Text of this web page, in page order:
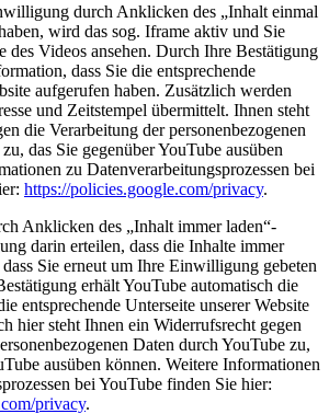
durch Anklicken des „Inhalt einmal
wird das sog. Iframe aktiv und Sie
des Videos ansehen. Durch Ihre Bestätigung
dass Sie die entsprechende
aufgerufen haben. Zusätzlich werden
und Zeitstempel übermittelt. Ihnen steht
die Verarbeitung der personenbezogenen
das Sie gegenüber YouTube ausüben
zu Datenverarbeitungsprozessen bei
https://policies.google.com/privacy.
Anklicken des „Inhalt immer laden“-
darin erteilen, dass die Inhalte immer
Sie erneut um Ihre Einwilligung gebeten
erhält YouTube automatisch die
entsprechende Unterseite unserer Website
hier steht Ihnen ein Widerrufsrecht gegen
Daten durch YouTube zu,
ausüben können. Weitere Informationen
bei YouTube finden Sie hier:
privacy.